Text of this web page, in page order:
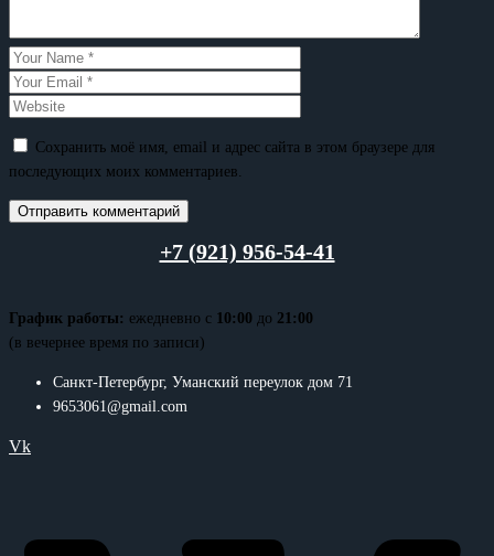
Сохранить моё имя, email и адрес сайта в этом браузере для
последующих моих комментариев.
+7 (921) 956-54-41
График работы: ежедневно с 10:00 до 21:00
(в вечернее время по записи)
Санкт-Петербург, Уманский переулок дом 71
9653061@gmail.com
Vk